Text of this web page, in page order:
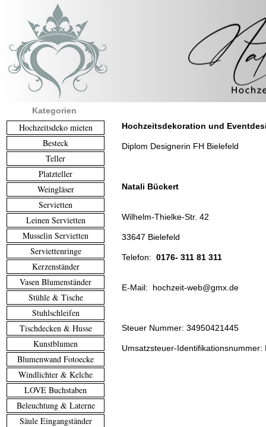
Kategorien
Hochzeitsdeko mieten
Besteck
Teller
Platzteller
Weingläser
Servietten
Leinen Servietten
Musselin Servietten
Serviettenringe
Kerzenständer
Vasen Blumenständer
Stühle & Tische
Stuhlschleifen
Tischdecken & Husse
Kunstblumen
Blumenwand Fotoecke
Windlichter & Kelche
LOVE Buchstaben
Beleuchtung & Laterne
Säule Eingangständer
Hochzeitsdekoration und
Diplom Designerin FH Bielefeld
Natali Bückert
Wilhelm-Thielke-Str. 42
33647 Bielefeld
Telefon: 0176- 311 81 311
E-Mail: hochzeit-web@gmx.de
Steuer Nummer: 34950421445
Umsatzsteuer-Identifikationsnummer: